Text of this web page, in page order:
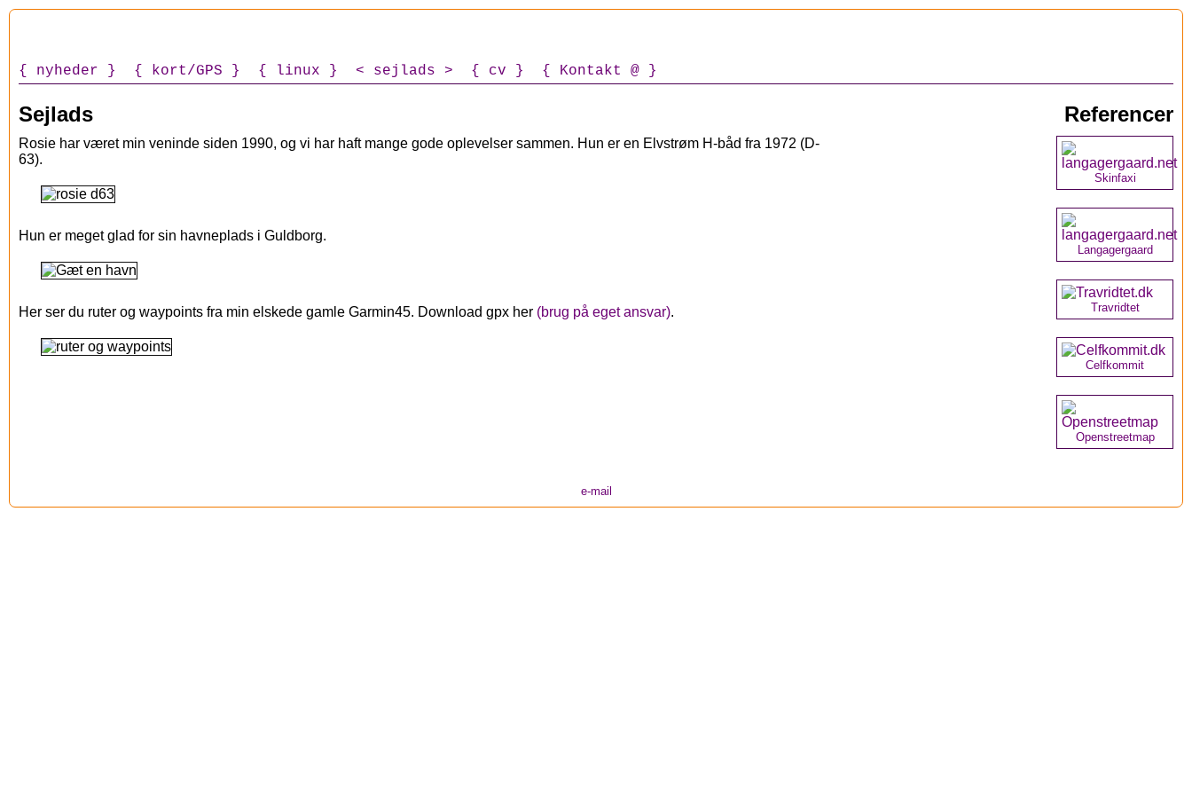
nyheder kort/GPS linux sejlads cv Kontakt @
Sejlads
Rosie har været min veninde siden 1990, og vi har haft mange gode oplevelser sammen. Hun er en Elvstrøm H-båd fra 1972 (D-
63).
Hun er meget glad for sin havneplads i Guldborg.
Her ser du ruter og waypoints fra min elskede gamle Garmin45. Download gpx her (brug på eget ansvar).
Referencer
Skinfaxi
Langagergaard
Travridtet
Celfkommit
Openstreetmap
e-mail